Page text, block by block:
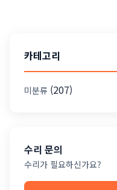
카테고리
미분류 (207)
수리 문의
수리가 필요하신가요?